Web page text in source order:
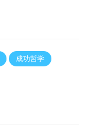
成功哲学